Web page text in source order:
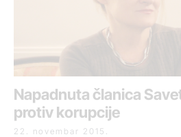
Napadnuta članica
protiv korupcije
22. novembar 2015.